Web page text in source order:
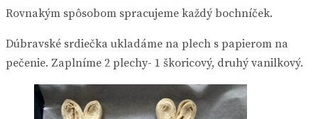
Rovnakým spôsobom spracujeme každý bochníček.
Dúbravské srdiečka ukladáme na plech s papierom na
pečenie. Zaplníme 2 plechy- 1 škoricový, druhý vanilkový.